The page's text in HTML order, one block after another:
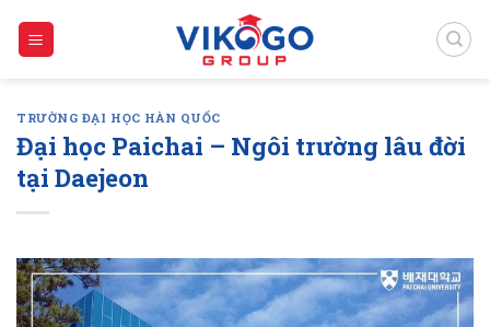
TRƯỜNG ĐẠI HỌC HÀN QUỐC
Đại học Paichai – Ngôi trường lâu đời
tại Daejeon